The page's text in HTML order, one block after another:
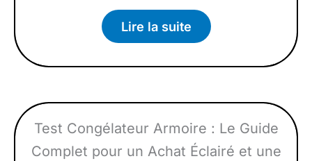
Lire la suite
Test Congélateur Armoire : Le Guide
Complet pour un Achat Éclairé et une